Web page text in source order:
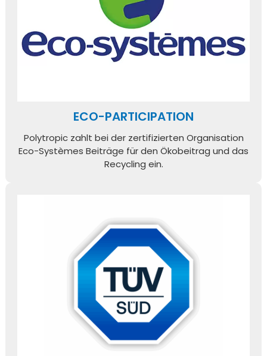
ECO-PARTICIPATION
Polytropic zahlt bei der zertifizierten Organisation
Eco-Systèmes Beiträge für den Ökobeitrag und das
Recycling ein.